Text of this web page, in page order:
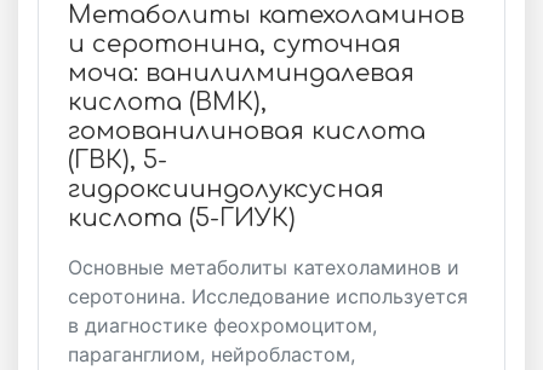
Метаболиты катехоламинов
и серотонина, суточная
моча: ванилилминдалевая
кислота (ВМК),
гомованилиновая кислота
(ГВК), 5-
гидроксииндолуксусная
кислота (5-ГИУК)
Основные метаболиты катехоламинов и
серотонина. Исследование используется
в диагностике феохромоцитом,
параганглиом, нейробластом,